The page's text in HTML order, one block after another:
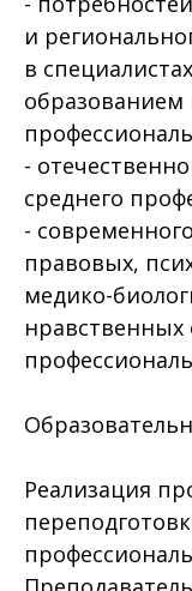
и
в
образованием
-
среднего
-
правовых,
медико-
нравственных
Реализация